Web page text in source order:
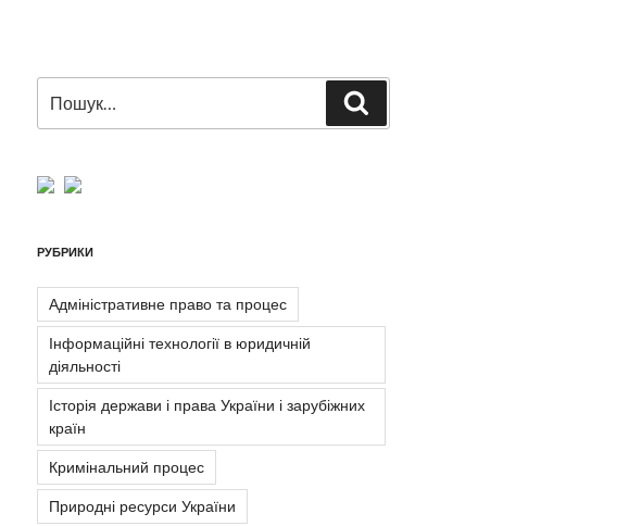
за
запитом:
РУБРИКИ
Адміністративне право та процес
Інформаційні технології в юридичній
діяльності
Історія держави і права України і зарубіжних
країн
Кримінальний процес
Природні ресурси України